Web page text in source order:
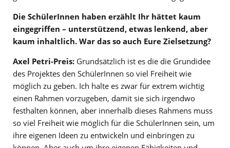
Die SchülerInnen haben erzählt Ihr hättet kaum
eingegriffen – unterstützend, etwas lenkend, aber
kaum inhaltlich. War das so auch Eure Zielsetzung?
Axel Petri-Preis: Grundsätzlich ist es die die Grundidee
des Projektes den SchülerInnen so viel Freiheit wie
möglich zu geben. Ich halte es zwar für extrem wichtig
einen Rahmen vorzugeben, damit sie sich irgendwo
festhalten können, aber innerhalb dieses Rahmens muss
so viel Freiheit wie möglich für die SchülerInnen sein, um
ihre eigenen Ideen zu entwickeln und einbringen zu